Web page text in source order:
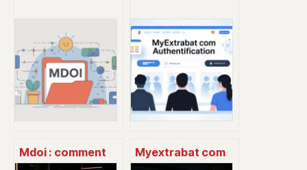
Mdoi : comment
Myextrabat com